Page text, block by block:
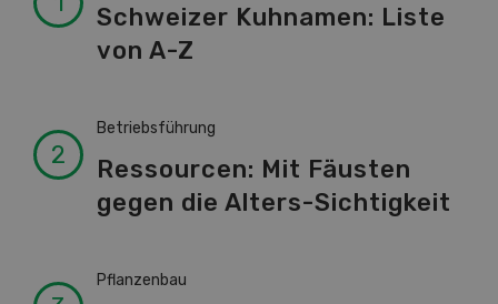
Schweizer Kuhnamen: Liste
von A-Z
Betriebsführung
Ressourcen: Mit Fäusten
gegen die Alters-Sichtigkeit
Pflanzenbau